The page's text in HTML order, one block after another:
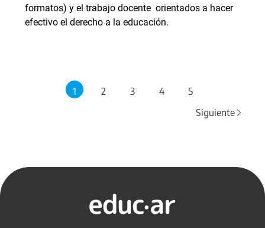
formatos) y el trabajo docente orientados a hacer
efectivo el derecho a la educación.
1 2 3 4
5
Siguiente